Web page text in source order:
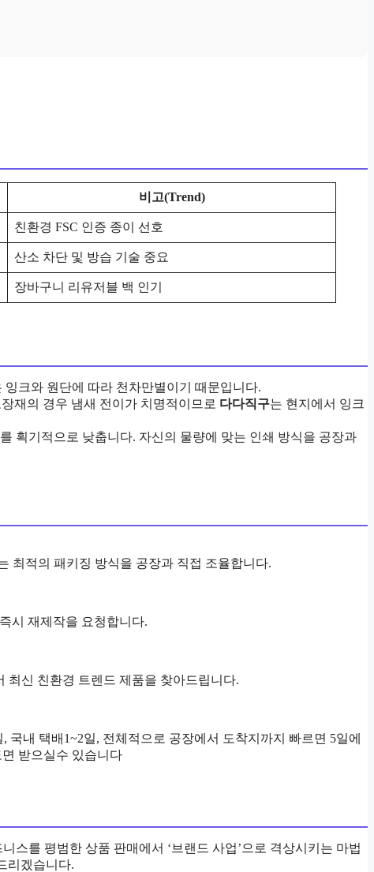
비고(Trend)
친환경 FSC 인증 종이 선호
산소 차단 및 방습 기술 중요
장바구니 리유저블 백 인기
크와 원단에 따라 천차만별이기 때문입니다.
재의 경우 냄새 전이가 치명적이므로 다다직구는 현지에서 잉크
획기적으로 낮춥니다. 자신의 물량에 맞는 인쇄 방식을 공장과
최적의 패키징 방식을 공장과 직접 조율합니다.
시 재제작을 요청합니다.
최신 친환경 트렌드 제품을 찾아드립니다.
내 택배1~2일, 전체적으로 공장에서 도착지까지 빠르면 5일에
받으실수 있습니다
스를 평범한 상품 판매에서 ‘브랜드 사업’으로 격상시키는 마법
리겠습니다.